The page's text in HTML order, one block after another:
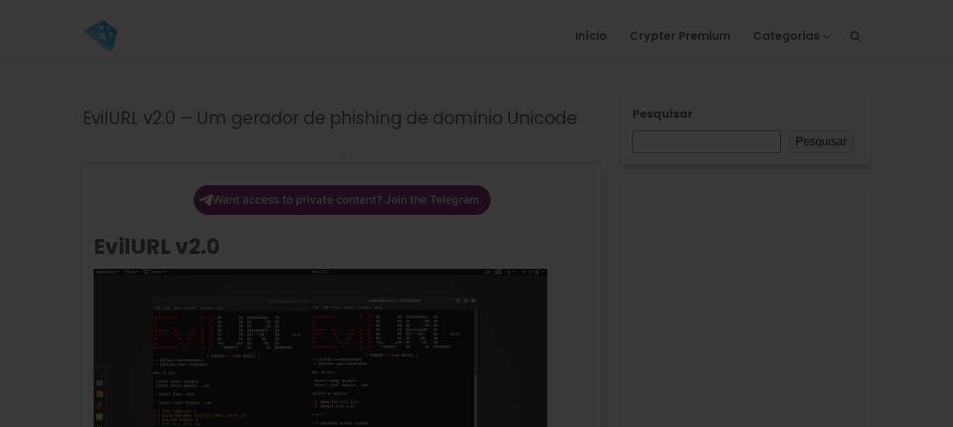
Início Crypter Premium Categorias
EvilURL v2.0 – Um gerador de phishing de domínio Unicode
Want access to private content? Join the Telegram.
EvilURL v2.0
Pesquisar
Pesquisar